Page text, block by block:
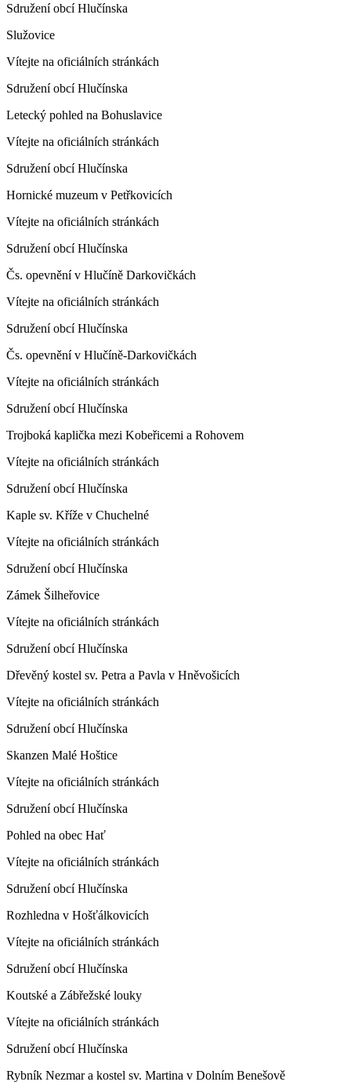
Sdružení obcí Hlučínska
Služovice
Vítejte na oficiálních stránkách
Sdružení obcí Hlučínska
Letecký pohled na Bohuslavice
Vítejte na oficiálních stránkách
Sdružení obcí Hlučínska
Hornické muzeum v Petřkovicích
Vítejte na oficiálních stránkách
Sdružení obcí Hlučínska
Čs. opevnění v Hlučíně Darkovičkách
Vítejte na oficiálních stránkách
Sdružení obcí Hlučínska
Čs. opevnění v Hlučíně-Darkovičkách
Vítejte na oficiálních stránkách
Sdružení obcí Hlučínska
Trojboká kaplička mezi Kobeřicemi a Rohovem
Vítejte na oficiálních stránkách
Sdružení obcí Hlučínska
Kaple sv. Kříže v Chuchelné
Vítejte na oficiálních stránkách
Sdružení obcí Hlučínska
Zámek Šilheřovice
Vítejte na oficiálních stránkách
Sdružení obcí Hlučínska
Dřevěný kostel sv. Petra a Pavla v Hněvošicích
Vítejte na oficiálních stránkách
Sdružení obcí Hlučínska
Skanzen Malé Hoštice
Vítejte na oficiálních stránkách
Sdružení obcí Hlučínska
Pohled na obec Hať
Vítejte na oficiálních stránkách
Sdružení obcí Hlučínska
Rozhledna v Hošťálkovicích
Vítejte na oficiálních stránkách
Sdružení obcí Hlučínska
Koutské a Zábřežské louky
Vítejte na oficiálních stránkách
Sdružení obcí Hlučínska
Rybník Nezmar a kostel sv. Martina v Dolním Benešově